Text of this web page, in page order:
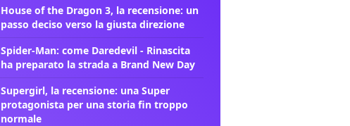
House of the Dragon 3, la recensione: un
passo deciso verso la giusta direzione
Spider-Man: come Daredevil - Rinascita
ha preparato la strada a Brand New Day
Supergirl, la recensione: una Super
protagonista per una storia fin troppo
normale